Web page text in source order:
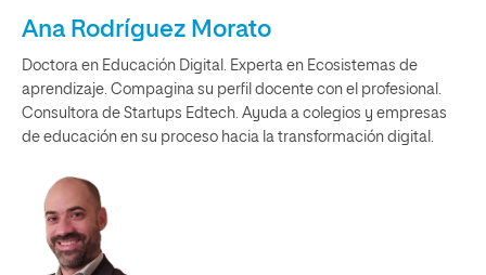
Ana Rodríguez Morato
Doctora en Educación Digital. Experta en Ecosistemas de
aprendizaje. Compagina su perfil docente con el profesional.
Consultora de Startups Edtech. Ayuda a colegios y empresas
de educación en su proceso hacia la transformación digital.